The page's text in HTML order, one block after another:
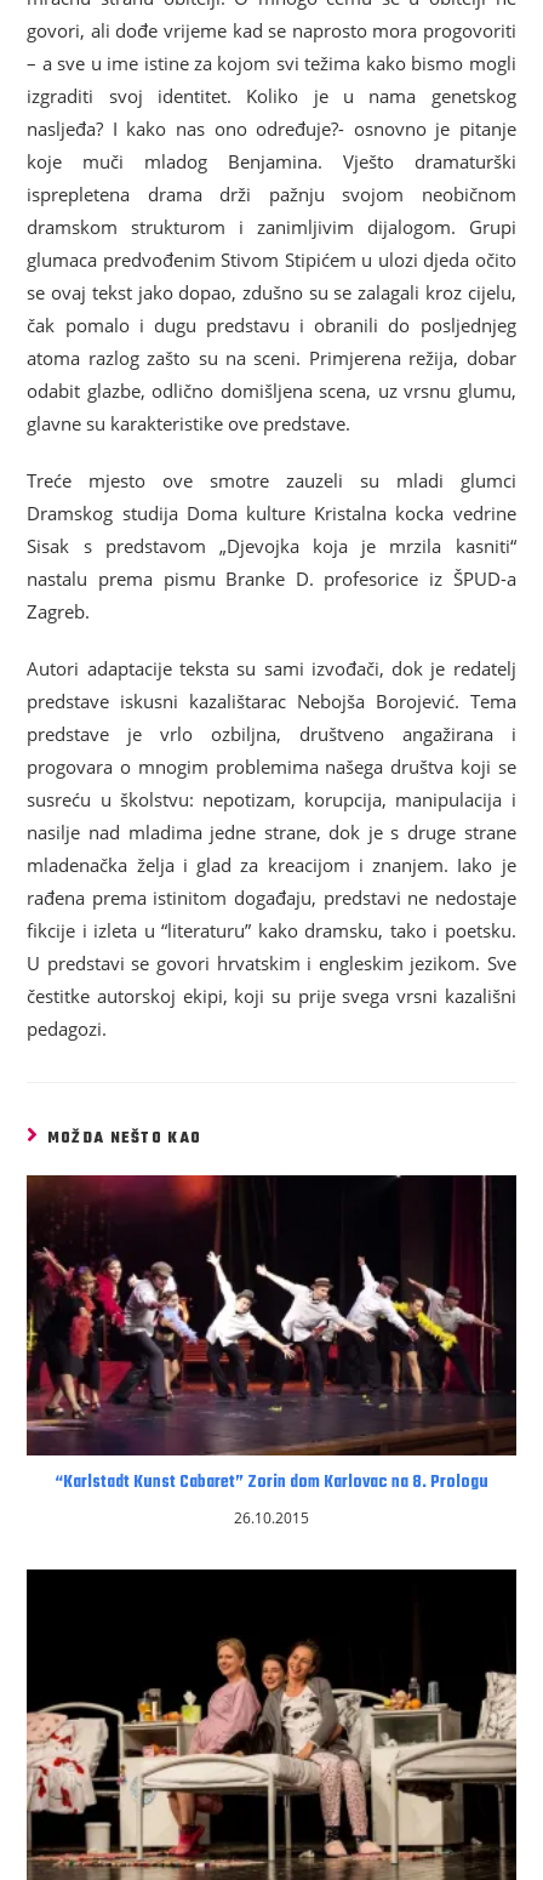
govori, ali dođe vrijeme kad se naprosto mora progovoriti
– a sve u ime istine za kojom svi težima kako bismo mogli
izgraditi svoj identitet. Koliko je u nama genetskog
nasljeđa? I kako nas ono određuje?- osnovno je pitanje
koje muči mladog Benjamina. Vješto dramaturški
isprepletena drama drži pažnju svojom neobičnom
dramskom strukturom i zanimljivim dijalogom. Grupi
glumaca predvođenim Stivom Stipićem u ulozi djeda očito
se ovaj tekst jako dopao, zdušno su se zalagali kroz cijelu,
čak pomalo i dugu predstavu i obranili do posljednjeg
atoma razlog zašto su na sceni. Primjerena režija, dobar
odabit glazbe, odlično domišljena scena, uz vrsnu glumu,
glavne su karakteristike ove predstave.
Treće mjesto ove smotre zauzeli su mladi glumci
Dramskog studija Doma kulture Kristalna kocka vedrine
Sisak s predstavom „Djevojka koja je mrzila kasniti“
nastalu prema pismu Branke D. profesorice iz ŠPUD-a
Zagreb.
Autori adaptacije teksta su sami izvođači, dok je redatelj
predstave iskusni kazalištarac Nebojša Borojević. Tema
predstave je vrlo ozbiljna, društveno angažirana i
progovara o mnogim problemima našega društva koji se
susreću u školstvu: nepotizam, korupcija, manipulacija i
nasilje nad mladima jedne strane, dok je s druge strane
mladenačka želja i glad za kreacijom i znanjem. Iako je
rađena prema istinitom događaju, predstavi ne nedostaje
fikcije i izleta u “literaturu” kako dramsku, tako i poetsku.
U predstavi se govori hrvatskim i engleskim jezikom. Sve
čestitke autorskoj ekipi, koji su prije svega vrsni kazališni
pedagozi.
MOŽDA NEŠTO KAO
“Karlstadt Kunst Cabaret” Zorin dom Karlovac na 8. Prologu
26.10.2015